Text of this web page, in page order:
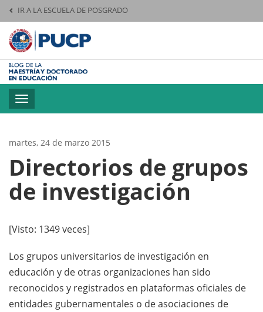
IR A LA ESCUELA DE POSGRADO
Pontificia
Toggle
navigation
martes, 24 de marzo 2015
Directorios de grupos
de investigación
[Visto: 1349 veces]
Los grupos universitarios de investigación en
educación y de otras organizaciones han sido
reconocidos y registrados en plataformas oficiales de
entidades gubernamentales o de asociaciones de